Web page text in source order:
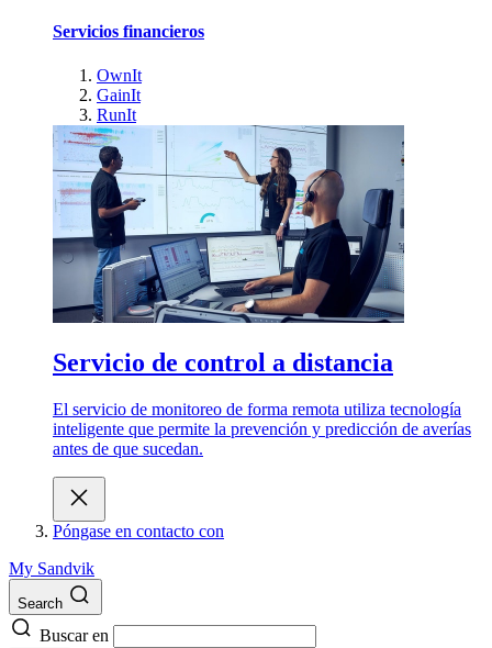
Servicios financieros
OwnIt
GainIt
RunIt
Servicio de control a distancia
El servicio de monitoreo de forma remota utiliza tecnología
inteligente que permite la prevención y predicción de averías
antes de que sucedan.
Póngase en contacto con
My Sandvik
Search
Buscar en